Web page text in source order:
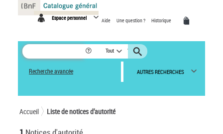
Espace personnel Aide Une question ? Historique
Tout
Recherche avancée AUTRES RECHERCHES
Accueil Liste de notices d’autorité
Panneau de gestion des cookies